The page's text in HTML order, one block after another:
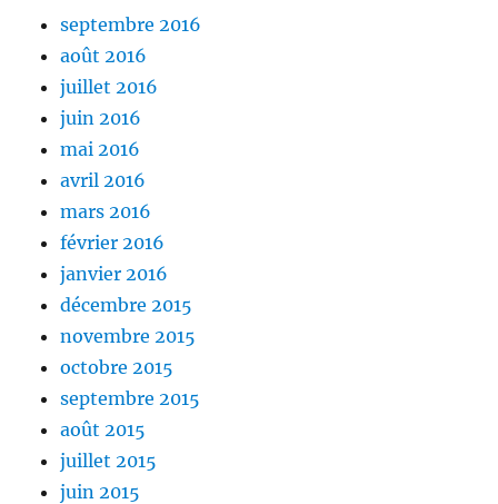
septembre 2016
août 2016
juillet 2016
juin 2016
mai 2016
avril 2016
mars 2016
février 2016
janvier 2016
décembre 2015
novembre 2015
octobre 2015
septembre 2015
août 2015
juillet 2015
juin 2015